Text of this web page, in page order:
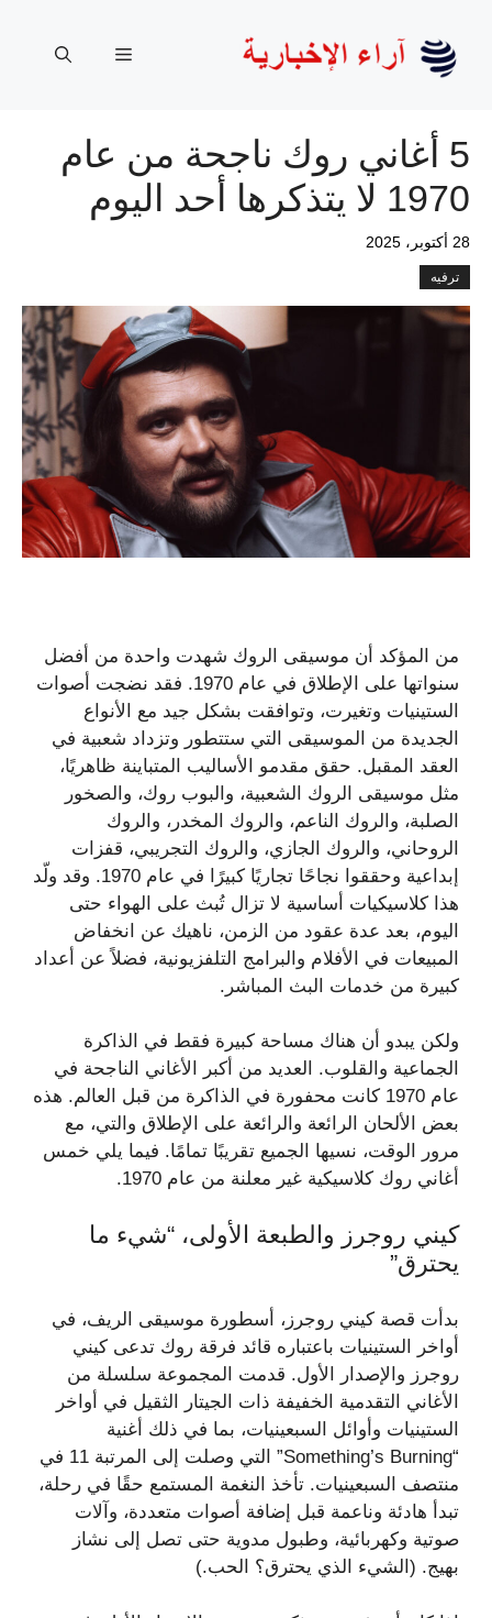
المحتوى
القائمة
5 أغاني روك ناجحة من عام
1970 لا يتذكرها أحد اليوم
28 أكتوبر، 2025
ترفيه
من المؤكد أن موسيقى الروك شهدت واحدة من أفضل
سنواتها على الإطلاق في عام 1970. فقد نضجت أصوات
الستينيات وتغيرت، وتوافقت بشكل جيد مع الأنواع
الجديدة من الموسيقى التي ستتطور وتزداد شعبية في
العقد المقبل. حقق مقدمو الأساليب المتباينة ظاهريًا،
مثل موسيقى الروك الشعبية، والبوب ​​روك، والصخور
الصلبة، والروك الناعم، والروك المخدر، والروك
الروحاني، والروك الجازي، والروك التجريبي، قفزات
إبداعية وحققوا نجاحًا تجاريًا كبيرًا في عام 1970. وقد ولّد
هذا كلاسيكيات أساسية لا تزال تُبث على الهواء حتى
اليوم، بعد عدة عقود من الزمن، ناهيك عن انخفاض
المبيعات في الأفلام والبرامج التلفزيونية، فضلاً عن أعداد
كبيرة من خدمات البث المباشر.
ولكن يبدو أن هناك مساحة كبيرة فقط في الذاكرة
الجماعية والقلوب. العديد من أكبر الأغاني الناجحة في
عام 1970 كانت محفورة في الذاكرة من قبل العالم. هذه
بعض الألحان الرائعة والرائعة على الإطلاق والتي، مع
مرور الوقت، نسيها الجميع تقريبًا تمامًا. فيما يلي خمس
أغاني روك كلاسيكية غير معلنة من عام 1970.
كيني روجرز والطبعة الأولى، “شيء ما
يحترق”
بدأت قصة كيني روجرز، أسطورة موسيقى الريف، في
أواخر الستينيات باعتباره قائد فرقة روك تدعى كيني
روجرز والإصدار الأول. قدمت المجموعة سلسلة من
الأغاني التقدمية الخفيفة ذات الجيتار الثقيل في أواخر
الستينيات وأوائل السبعينيات، بما في ذلك أغنية
“Something’s Burning” التي وصلت إلى المرتبة 11 في
منتصف السبعينيات. تأخذ النغمة المستمع حقًا في رحلة،
تبدأ هادئة وناعمة قبل إضافة أصوات متعددة، وآلات
صوتية وكهربائية، وطبول مدوية حتى تصل إلى نشاز
بهيج. (الشيء الذي يحترق؟ الحب.)